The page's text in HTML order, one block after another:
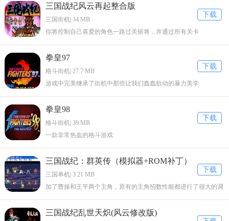
下载
三国战纪风云再起整合版
三国街机| 34 MB
你将控制自己喜爱的角色一路过关斩将，并通过所有关卡
下载
拳皇97
格斗街机| 27.7 MB
游戏中完美继承了街机中那些让我们蠢蠢欲动的暴力美学
下载
拳皇98
格斗街机| 39 MB
一款非常热血的格斗游戏
下载
三国战纪：群英传（模拟器+ROM补丁）
三国单机| 3.21 MB
加了曹操和王平两个主角，原有的主角招数性能都进行了很大的调
三国战纪乱世天炽(风云修改版)